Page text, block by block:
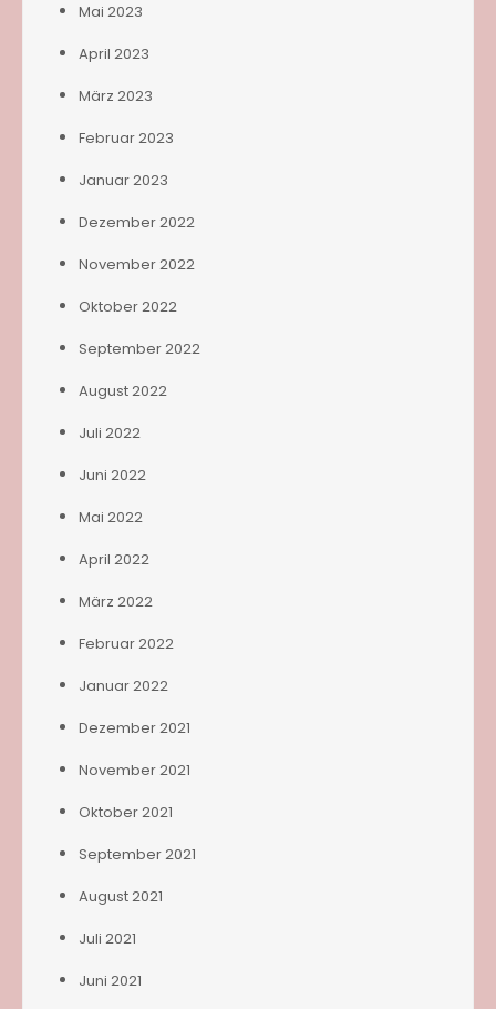
Mai 2023
April 2023
März 2023
Februar 2023
Januar 2023
Dezember 2022
November 2022
Oktober 2022
September 2022
August 2022
Juli 2022
Juni 2022
Mai 2022
April 2022
März 2022
Februar 2022
Januar 2022
Dezember 2021
November 2021
Oktober 2021
September 2021
August 2021
Juli 2021
Juni 2021